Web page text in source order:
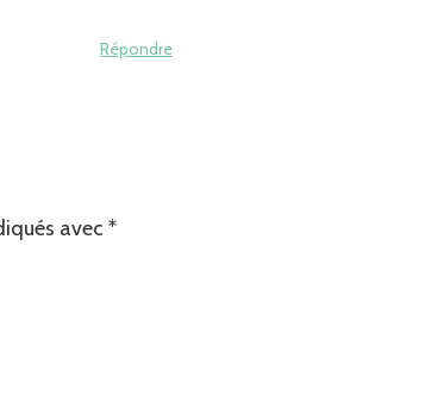
Répondre
avec *